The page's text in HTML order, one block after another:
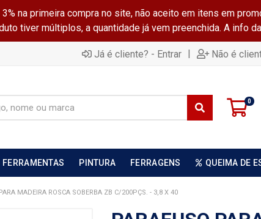
na primeira compra no site, não aceito em itens em
tiver múltiplos, a quantidade já vem preenchida. A info
Já é cliente? - Entrar | Não é
0
FERRAMENTAS PINTURA FERRAGENS QUEIMA DE
MADEIRA ROSCA SOBERBA ZB C/200PÇS. - 3,8 X 40